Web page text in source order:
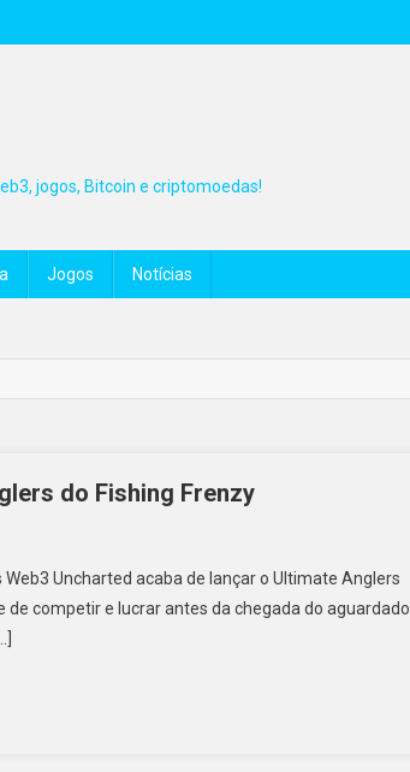
jogos, Bitcoin e criptomoedas!
Jogos Notícias
do Fishing Frenzy
Uncharted acaba de lançar o Ultimate Anglers
competir e lucrar antes da chegada do aguardado